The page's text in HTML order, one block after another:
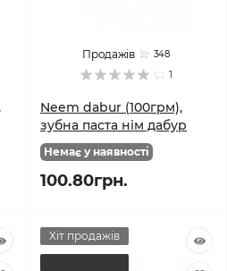
1
Продажів 348
Neem dabur (100грм),
зубна паста нім дабур
Немає у наявності
100.80грн.
Хіт продажів